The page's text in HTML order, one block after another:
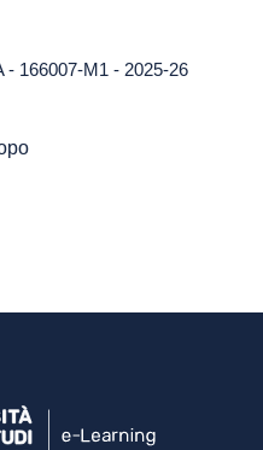
166007-M1 - 2025-26